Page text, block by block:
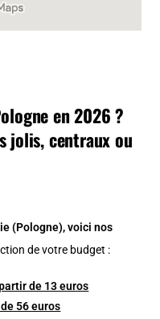
en 2026 ?
jolis, centraux ou
(Pologne), voici nos
de votre budget :
de 13 euros
56 euros